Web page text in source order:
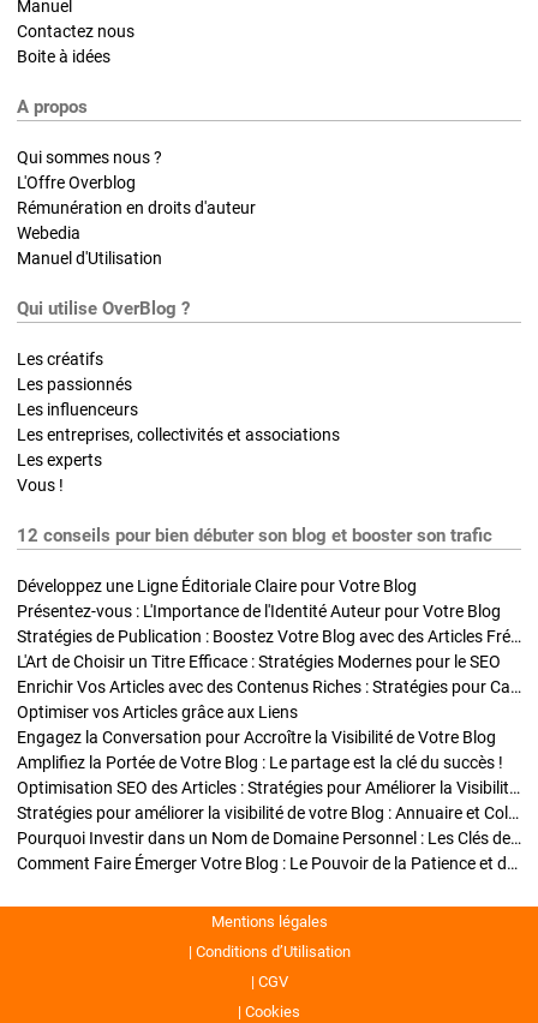
Manuel
Contactez nous
Boite à idées
A propos
Qui sommes nous ?
L'Offre Overblog
Rémunération en droits d'auteur
Webedia
Manuel d'Utilisation
Qui utilise OverBlog ?
Les créatifs
Les passionnés
Les influenceurs
Les entreprises, collectivités et associations
Les experts
Vous !
12 conseils pour bien débuter son blog et booster son trafic
Développez une Ligne Éditoriale Claire pour Votre Blog
Présentez-vous : L'Importance de l'Identité Auteur pour Votre Blog
Stratégies de Publication : Boostez Votre Blog avec des Articles Fréquents et Exclusifs
L'Art de Choisir un Titre Efficace : Stratégies Modernes pour le SEO
Enrichir Vos Articles avec des Contenus Riches : Stratégies pour Captiver et Optimiser
Optimiser vos Articles grâce aux Liens
Engagez la Conversation pour Accroître la Visibilité de Votre Blog
Amplifiez la Portée de Votre Blog : Le partage est la clé du succès !
Optimisation SEO des Articles : Stratégies pour Améliorer la Visibilité de Votre Blog
Stratégies pour améliorer la visibilité de votre Blog : Annuaire et Collaborations
Pourquoi Investir dans un Nom de Domaine Personnel : Les Clés de la Réussite de Votre Blog
Comment Faire Émerger Votre Blog : Le Pouvoir de la Patience et de la Persévérance
Mentions légales
Conditions d’Utilisation
CGV
Cookies